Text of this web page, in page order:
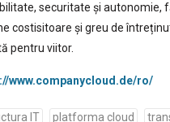
securitate și autonomie,
costisitoare și greu de
pentru viitor.
www.companycloud.de/ro/
IT platforma cloud